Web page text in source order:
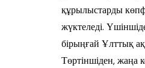
құрылыстарды
жүктеледі.
бірыңғай Ұлт­тық
Төртіншіден, жаңа